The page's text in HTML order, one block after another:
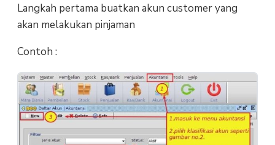
Langkah pertama buatkan akun customer yang
akan melakukan pinjaman
Contoh :